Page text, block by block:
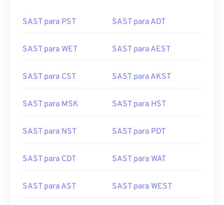
SAST para PST SAST para ADT
SAST para WET SAST para AEST
SAST para CST SAST para AKST
SAST para MSK SAST para HST
SAST para NST SAST para PDT
SAST para CDT SAST para WAT
SAST para AST SAST para WEST